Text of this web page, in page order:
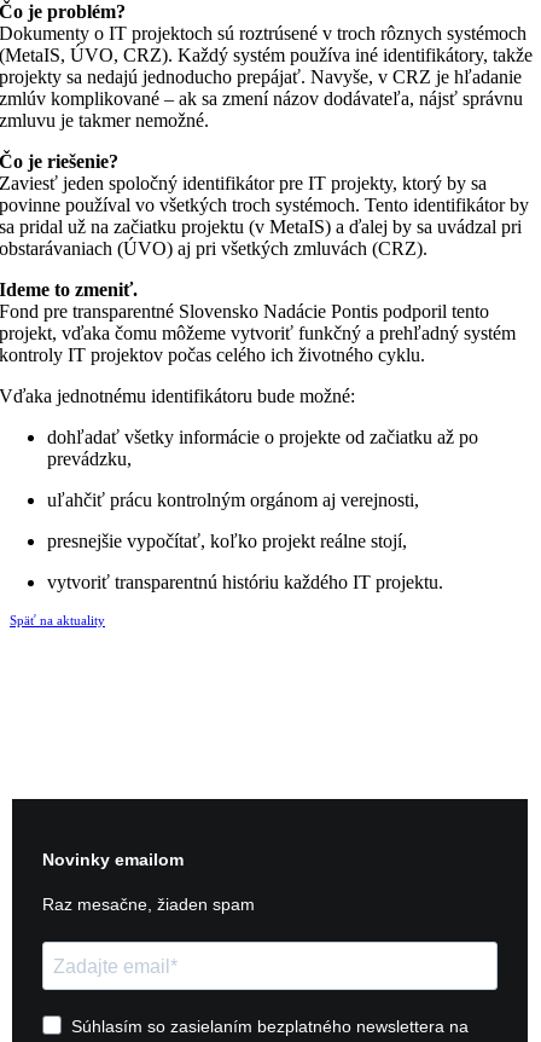
Čo je problém?
Dokumenty o IT projektoch sú roztrúsené v troch rôznych systémoch
(MetaIS, ÚVO, CRZ). Každý systém používa iné identifikátory, takže
projekty sa nedajú jednoducho prepájať. Navyše, v CRZ je hľadanie
zmlúv komplikované – ak sa zmení názov dodávateľa, nájsť správnu
zmluvu je takmer nemožné.
Čo je riešenie?
Zaviesť jeden spoločný identifikátor pre IT projekty, ktorý by sa
povinne používal vo všetkých troch systémoch. Tento identifikátor by
sa pridal už na začiatku projektu (v MetaIS) a ďalej by sa uvádzal pri
obstarávaniach (ÚVO) aj pri všetkých zmluvách (CRZ).
Ideme to zmeniť.
Fond pre transparentné Slovensko Nadácie Pontis podporil tento
projekt, vďaka čomu môžeme vytvoriť funkčný a prehľadný systém
kontroly IT projektov počas celého ich životného cyklu.
Vďaka jednotnému identifikátoru bude možné:
dohľadať všetky informácie o projekte od začiatku až po
prevádzku,
uľahčiť prácu kontrolným orgánom aj verejnosti,
presnejšie vypočítať, koľko projekt reálne stojí,
vytvoriť transparentnú históriu každého IT projektu.
Späť na aktuality